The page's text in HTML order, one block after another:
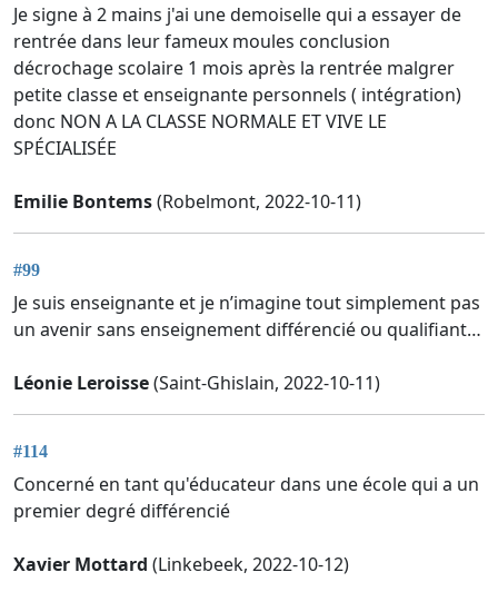
Je signe à 2 mains j'ai une demoiselle qui a essayer de
rentrée dans leur fameux moules conclusion
décrochage scolaire 1 mois après la rentrée malgrer
petite classe et enseignante personnels ( intégration)
donc NON A LA CLASSE NORMALE ET VIVE LE
SPÉCIALISÉE
Emilie Bontems(Robelmont, 2022-10-11)
#99
Je suis enseignante et je n’imagine tout simplement pas
un avenir sans enseignement différencié ou qualifiant…
Léonie Leroisse(Saint-Ghislain, 2022-10-11)
#114
Concerné en tant qu'éducateur dans une école qui a un
premier degré différencié
Xavier Mottard (Linkebeek, 2022-10-12)